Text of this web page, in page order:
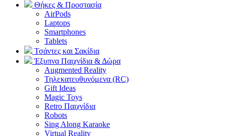
Θήκες & Προστασία
AirPods
Laptops
Smartphones
Tablets
Τσάντες και Σακίδια
Έξυπνα Παιχνίδια & Δώρα
Augmented Reality
Τηλεκατευθυνόμενα (RC)
Gift Ideas
Magic Toys
Retro Παιχνίδια
Robots
Sing Along Karaoke
Virtual Reality